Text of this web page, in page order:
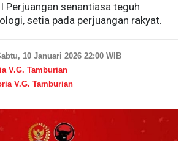
Perjuangan senantiasa teguh
setia pada perjuangan rakyat.
10 Januari 2026 22:00 WIB
V.G. Tamburian
V.G. Tamburian